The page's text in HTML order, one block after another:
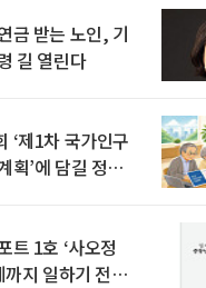
금 받는 노인, 기
길 열린다
‘제1차 국가인구
획’에 담길 정책
트 1호 ‘사오정
지 일하기 전략’